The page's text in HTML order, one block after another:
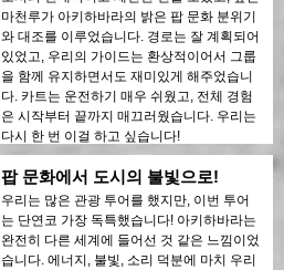
마천루가 아키하바라의 밝은 팝 문화 분위기
와 대조를 이루었습니다. 경로는 잘 계획되어
있었고, 우리의 가이드는 환상적이어서 그룹
을 함께 유지하면서도 재미있게 해주었습니
다. 카트는 운전하기 매우 쉬웠고, 전체 경험
은 시작부터 끝까지 매끄러웠습니다. 우리는
다시 한 번 이걸 하고 싶습니다!
팝 문화에서 도시의 불빛으로!
우리는 많은 관광 투어를 했지만, 이번 투어
는 단연코 가장 독특했습니다! 아키하바라는
완전히 다른 세계에 들어선 것 같은 느낌이었
습니다. 에너지, 불빛, 소리 덕분에 마치 우리